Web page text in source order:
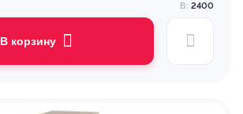
В: 2400
В корзину